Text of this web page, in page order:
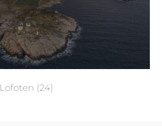
Lofoten (24)